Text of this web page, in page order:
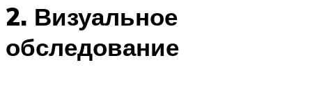
2. Визуальное
обследование